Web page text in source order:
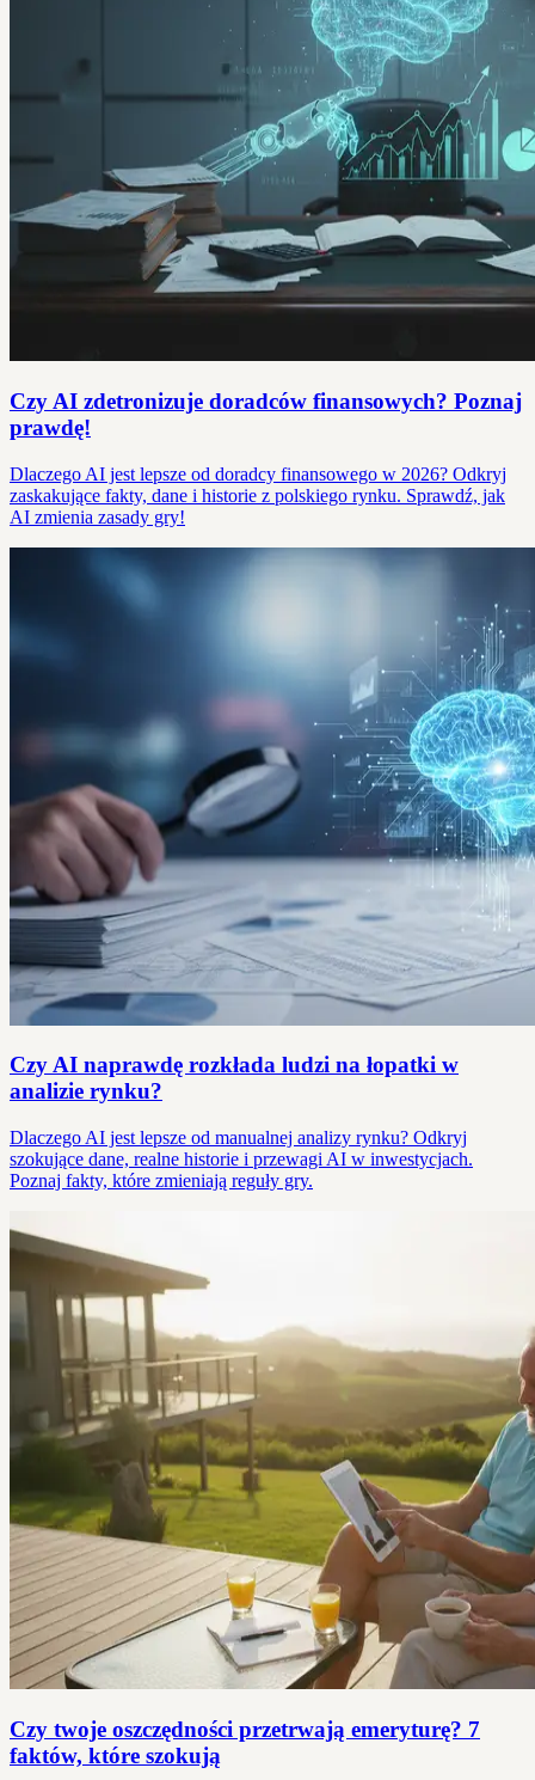
Czy AI zdetronizuje doradców finansowych? Poznaj
prawdę!
Dlaczego AI jest lepsze od doradcy finansowego w 2026? Odkryj
zaskakujące fakty, dane i historie z polskiego rynku. Sprawdź, jak
AI zmienia zasady gry!
Czy AI naprawdę rozkłada ludzi na łopatki w
analizie rynku?
Dlaczego AI jest lepsze od manualnej analizy rynku? Odkryj
szokujące dane, realne historie i przewagi AI w inwestycjach.
Poznaj fakty, które zmieniają reguły gry.
Czy twoje oszczędności przetrwają emeryturę? 7
faktów, które szokują